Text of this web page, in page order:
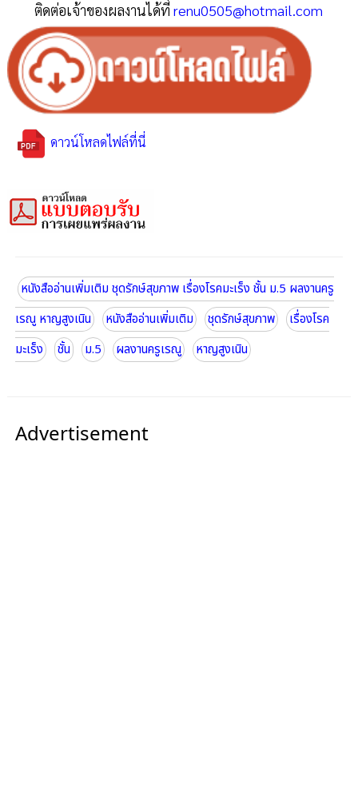
ติดต่อเจ้าของผลงานได้ที่renu0505@hotmail.com
ดาวน์โหลดไฟล์ที่นี่
หนังสืออ่านเพิ่มเติม ชุดรักษ์สุขภาพ เรื่องโรคมะเร็ง ชั้น ม.5 ผลงานครู
เรณู หาญสูงเนิน
หนังสืออ่านเพิ่มเติม ชุดรักษ์สุขภาพ
เรื่องโรค
มะเร็ง
ชั้น ม.5 ผลงานครูเรณู หาญสูงเนิน
Advertisement